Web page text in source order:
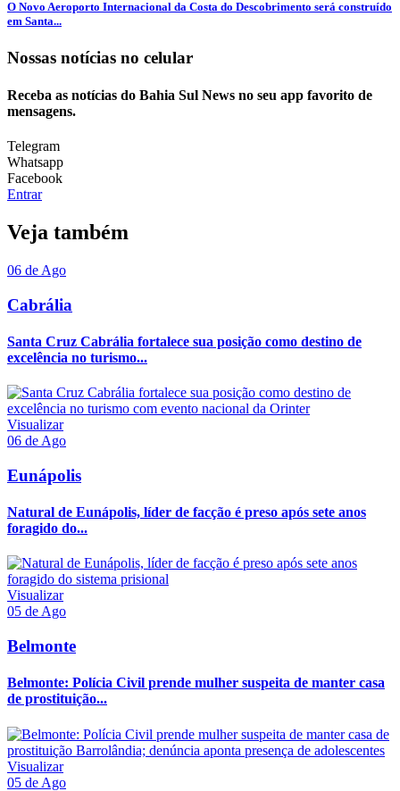
O Novo Aeroporto Internacional da Costa do Descobrimento será construído
em Santa...
Nossas notícias no celular
Receba as notícias do Bahia Sul News no seu app favorito de
mensagens.
Telegram
Whatsapp
Facebook
Entrar
Veja também
06 de Ago
Cabrália
Santa Cruz Cabrália fortalece sua posição como destino de
excelência no turismo...
Visualizar
06 de Ago
Eunápolis
Natural de Eunápolis, líder de facção é preso após sete anos
foragido do...
Visualizar
05 de Ago
Belmonte
Belmonte: Polícia Civil prende mulher suspeita de manter casa
de prostituição...
Visualizar
05 de Ago